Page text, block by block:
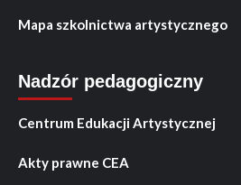
Mapa szkolnictwa artystycznego
Nadzór pedagogiczny
Centrum Edukacji Artystycznej
Akty prawne CEA